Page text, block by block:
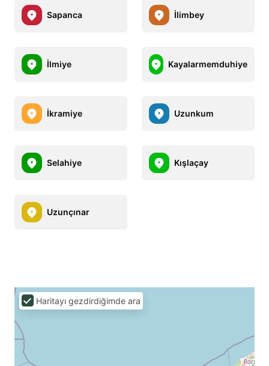
Sapanca İlimbey
İlmiye Kayalarmemduhiye
İkramiye Uzunkum
Selahiye Kışlaçay
Uzunçınar
Haritayı gezdirdiğimde ara